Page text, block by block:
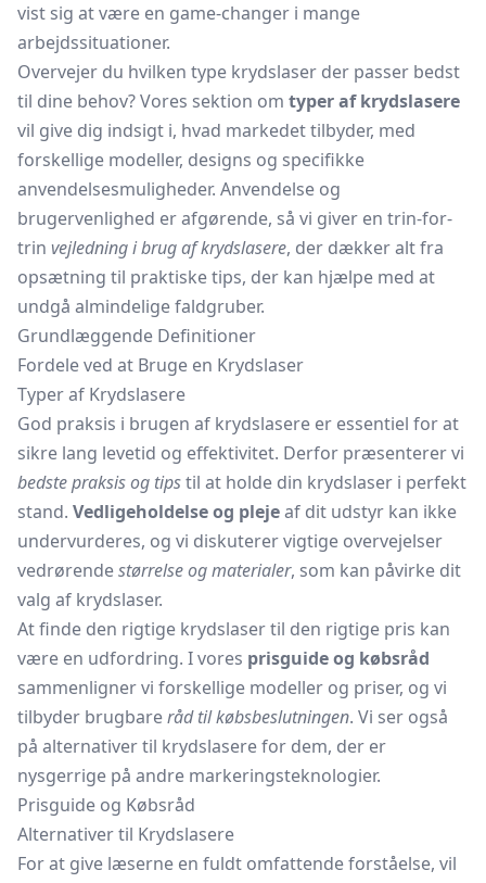
vist sig at være en game-changer i mange
arbejdssituationer.
Overvejer du hvilken type krydslaser der passer bedst
til dine behov? Vores sektion om typer af krydslasere
vil give dig indsigt i, hvad markedet tilbyder, med
forskellige modeller, designs og specifikke
anvendelsesmuligheder. Anvendelse og
brugervenlighed er afgørende, så vi giver en trin-for-
trin vejledning i brug af krydslasere, der dækker alt fra
opsætning til praktiske tips, der kan hjælpe med at
undgå almindelige faldgruber.
Grundlæggende Definitioner
Fordele ved at Bruge en Krydslaser
Typer af Krydslasere
God praksis i brugen af krydslasere er essentiel for at
sikre lang levetid og effektivitet. Derfor præsenterer vi
bedste praksis og tipstil at holde din krydslaser i perfekt
stand. Vedligeholdelse og plejeaf dit udstyr kan ikke
undervurderes, og vi diskuterer vigtige overvejelser
vedrørendestørrelse og materialer, som kan påvirke dit
valg af krydslaser.
At finde den rigtige krydslaser til den rigtige pris kan
være en udfordring. I vores prisguide og købsråd
sammenligner vi forskellige modeller og priser, og vi
tilbyder brugbareråd til købsbeslutningen. Vi ser også
på alternativer til krydslasere for dem, der er
nysgerrige på andre markeringsteknologier.
Prisguide og Købsråd
Alternativer til Krydslasere
For at give læserne en fuldt omfattende forståelse, vil